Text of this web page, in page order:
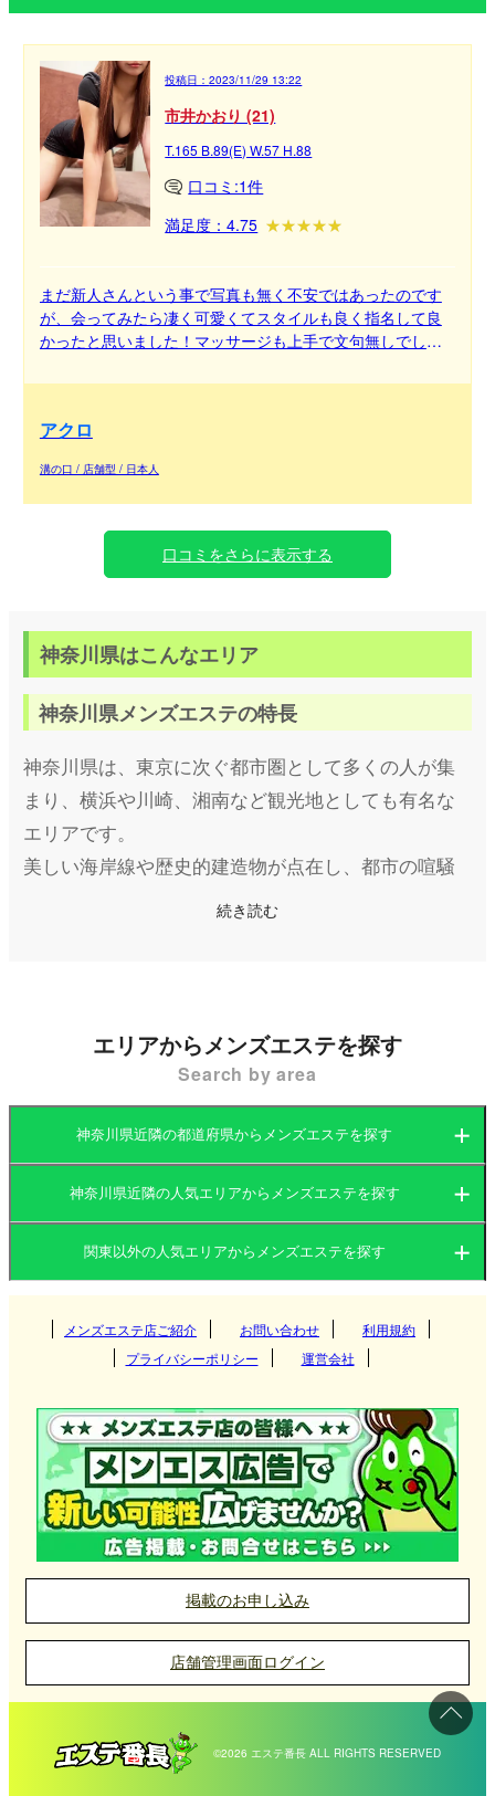
投稿日：2023/11/29 13:22
市井かおり (21)
T.165 B.89(E) W.57 H.88
口コミ:1件
満足度：4.75
まだ新人さんという事で写真も無く不安ではあったのです
が、会ってみたら凄く可愛くてスタイルも良く指名して良
かったと思いました！マッサージも上手で文句無しでし
アクロ
溝の口 / 店舗型 / 日本人
口コミをさらに表示する
神奈川県はこんなエリア
神奈川県メンズエステの特長
神奈川県は、東京に次ぐ都市圏として多くの人が集
まり、横浜や川崎、湘南など観光地としても有名な
エリアです。
美しい海岸線や歴史的建造物が点在し、都市の喧騒
と自然の癒しを同時に味わえる地域として人気があ
メンズエステ店が点在しています。
神奈川県のメンズエステ店は、横浜や川崎といった
都心近郊エリアに多く集中しており、特にマンショ
ン型のプライベートサロンが主流です。
さらに、観光客が多い湘南エリアや箱根周辺では、
リゾート地ならではのリラックス空間を提供する店
舗も見られます。
神奈川県内のメンズエステ店は、仕事帰りに立ち寄
りやすい駅近の立地や、自然と調和した癒し空間を
提供するお店など、さまざまなコンセプトの店舗が
神奈川県メンズエステ店の選び方
神奈川県のメンズエステは、JRや私鉄、地下鉄など
の主要駅周辺に多く集まっています。
特に横浜や川崎エリアでは、東京方面や神奈川県内
の他エリアからのアクセスが良いため、仕事帰りや
休日に気軽に立ち寄ることができます。
続き読む
エリアからメンズエステを探す
Search by area
神奈川県近隣の都道府県からメンズエステを探す
茨城県 群馬県
栃木県 東京都
神奈川県 千葉県
神奈川県近隣の人気エリアからメンズエステを探す
つくば
守谷
神栖
取手
土浦
群馬県
伊勢崎
太田
前橋
館林
宇都宮
那須塩原
小山
東京都
新宿
吉祥寺
府中
町田
中野
神奈川県
横浜
川崎
伊勢佐木長者町
千葉県
千葉
松戸
柏
埼玉県
浦和
関東以外の人気エリアからメンズエステを探す
関西
兵庫県 滋賀県
奈良県 和歌山県
愛知県 岐阜県
三重県 静岡県
北海道・東北
北海道 岩手県
秋田県 青森県
福島県
九州・沖縄
福岡県 大分県
熊本県 鹿児島県
沖縄県 佐賀県
中国
岡山県 広島県
山口県 鳥取県
島根県
北陸・甲信越
福井県 新潟県
四国
愛媛県 香川県
メンズエステ店ご紹介 お問い合わせ
利用規約
プライバシーポリシー
運営会社
掲載のお申し込み
店舗管理画面ログイン
©2026 エステ番長 ALL RIGHTS RESERVED